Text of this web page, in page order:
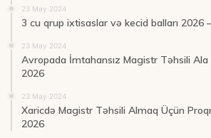
23 May 2024
3 cu qrup ixtisaslar və kecid balları 2026
23 May 2024
Avropada İmtahansız Magistr Təhsili
2026
23 May 2024
Xaricdə Magistr Təhsili Almaq Üçün
2026